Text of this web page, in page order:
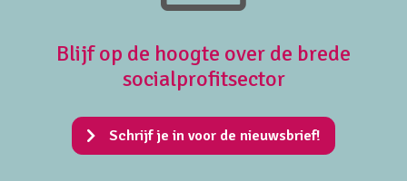
Blijf op de hoogte over de brede
socialprofitsector
Schrijf je in voor de nieuwsbrief!